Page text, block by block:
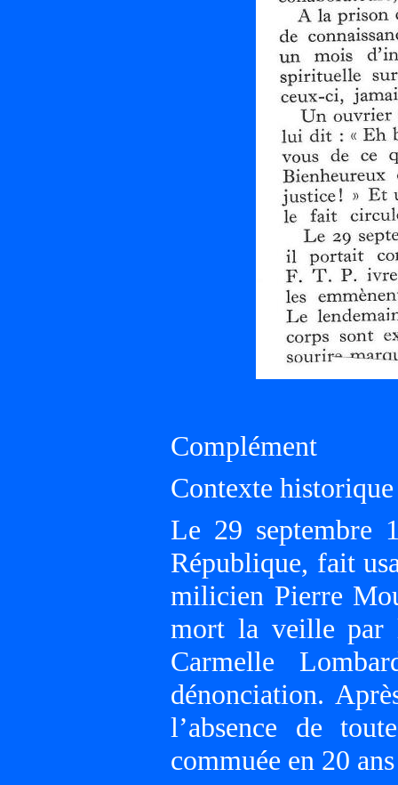
Complément
Contexte historique
Le 29 septembre
République, fait
milicien Pierre
mort la veille par
Carmelle
dénonciation.
l’absence de
commuée en 20